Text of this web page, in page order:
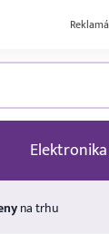
Elektronika
na trhu